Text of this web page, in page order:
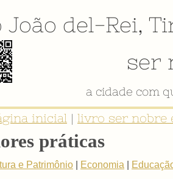
João del-Rei,
ser
a cidade com
inicial | livro ser nobre
práticas
e Patrimônio Economia